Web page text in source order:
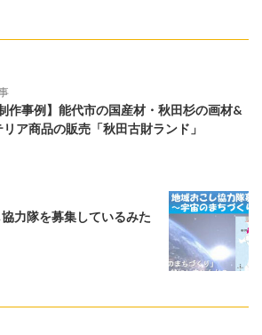
制作事例】能代市の国産材・秋田杉の画材&
リア商品の販売「秋田古財ランド」
協力隊を募集しているみた